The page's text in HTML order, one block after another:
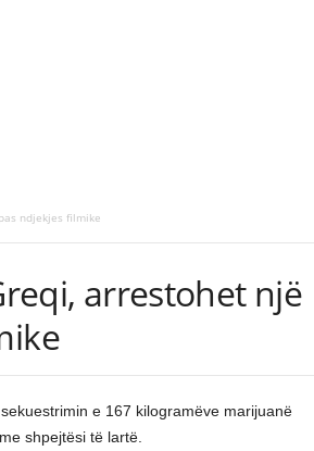
ndjekjes filmike
arrestohet një
e 167 kilogramëve marijuanë
shpejtësi të lartë.